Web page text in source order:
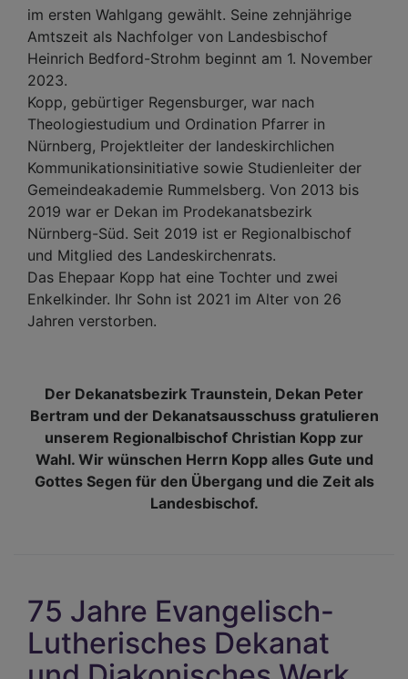
im ersten Wahlgang gewählt. Seine zehnjährige
Amtszeit als Nachfolger von Landesbischof
Heinrich Bedford-Strohm beginnt am 1. November
2023.
Kopp, gebürtiger Regensburger, war nach
Theologiestudium und Ordination Pfarrer in
Nürnberg, Projektleiter der landeskirchlichen
Kommunikationsinitiative sowie Studienleiter der
Gemeindeakademie Rummelsberg. Von 2013 bis
2019 war er Dekan im Prodekanatsbezirk
Nürnberg-Süd. Seit 2019 ist er Regionalbischof
und Mitglied des Landeskirchenrats.
Das Ehepaar Kopp hat eine Tochter und zwei
Enkelkinder. Ihr Sohn ist 2021 im Alter von 26
Jahren verstorben.
Der Dekanatsbezirk Traunstein, Dekan Peter
Bertram und der Dekanatsausschuss gratulieren
unserem Regionalbischof Christian Kopp zur
Wahl. Wir wünschen Herrn Kopp alles Gute und
Gottes Segen für den Übergang und die Zeit als
Landesbischof.
75 Jahre Evangelisch-
Lutherisches Dekanat